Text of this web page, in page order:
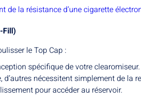
de la résistance d’une cigarette
Fill)
le Top Cap :
spécifique de votre
d’autres nécessitent simplement de la
pour accéder au réservoir.